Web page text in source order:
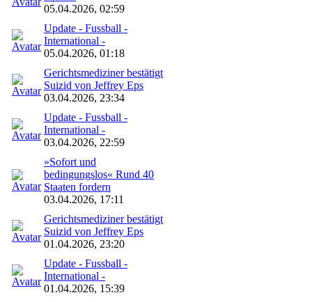
05.04.2026, 02:59
Update - Fussball -
International -
05.04.2026, 01:18
Gerichtsmediziner bestätigt
Suizid von Jeffrey Eps
03.04.2026, 23:34
Update - Fussball -
International -
03.04.2026, 22:59
»Sofort und
bedingungslos« Rund 40
Staaten fordern
03.04.2026, 17:11
Gerichtsmediziner bestätigt
Suizid von Jeffrey Eps
01.04.2026, 23:20
Update - Fussball -
International -
01.04.2026, 15:39